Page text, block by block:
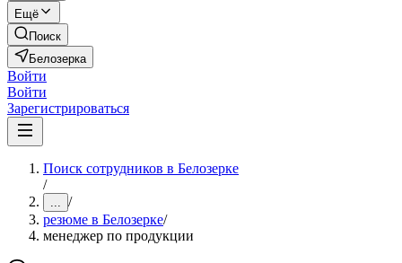
Ещё
Поиск
Белозерка
Войти
Войти
Зарегистрироваться
Поиск сотрудников в Белозерке
/
... /
резюме в Белозерке/
менеджер по продукции